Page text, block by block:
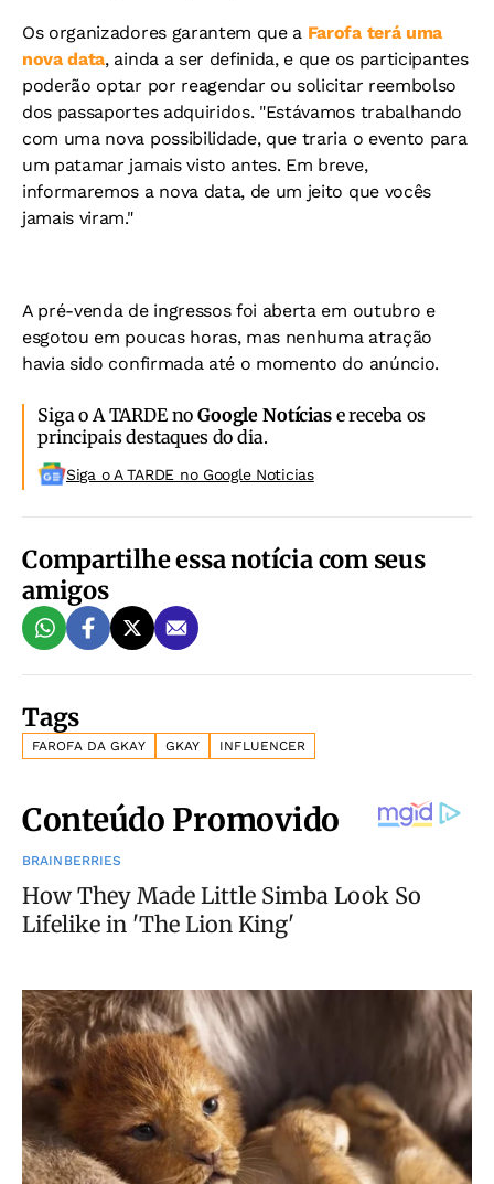
Os organizadores garantem que a Farofa terá uma
nova data, ainda a ser definida, e que os participantes
poderão optar por reagendar ou solicitar reembolso
dos passaportes adquiridos. "Estávamos trabalhando
com uma nova possibilidade, que traria o evento para
um patamar jamais visto antes. Em breve,
informaremos a nova data, de um jeito que vocês
jamais viram."
A pré-venda de ingressos foi aberta em outubro e
esgotou em poucas horas, mas nenhuma atração
havia sido confirmada até o momento do anúncio.
Siga o A TARDE noGoogle Notíciase receba os
principais destaques do dia.
Siga o A TARDE no Google Noticias
Compartilhe essa notícia com seus
amigos
Tags
FAROFA DA GKAY GKAY INFLUENCER